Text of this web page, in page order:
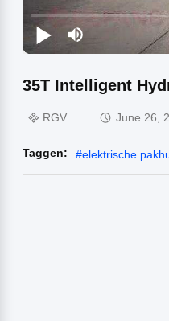
35T Intelligent
RGV June 26,
Taggen: #elektrische